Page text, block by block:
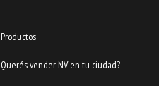
Productos
Querés vender NV en tu ciudad?